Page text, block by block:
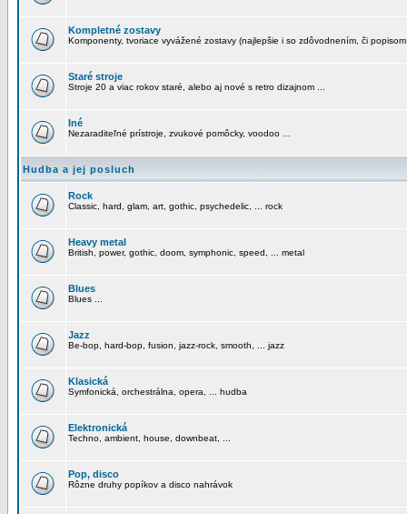
Kompletné zostavy
Komponenty, tvoriace vyvážené zostavy (najlepšie i so zdôvodnením, či
Staré stroje
Stroje 20 a viac rokov staré, alebo aj nové s retro dizajnom ...
Iné
Nezaraditeľné prístroje, zvukové pomôcky, voodoo ...
Hudba a jej posluch
Rock
Classic, hard, glam, art, gothic, psychedelic, ... rock
Heavy metal
British, power, gothic, doom, symphonic, speed, ... metal
Blues
Blues ...
Jazz
Be-bop, hard-bop, fusion, jazz-rock, smooth, ... jazz
Klasická
Symfonická, orchestrálna, opera, ... hudba
Elektronická
Techno, ambient, house, downbeat, ...
Pop, disco
Rôzne druhy popíkov a disco nahrávok